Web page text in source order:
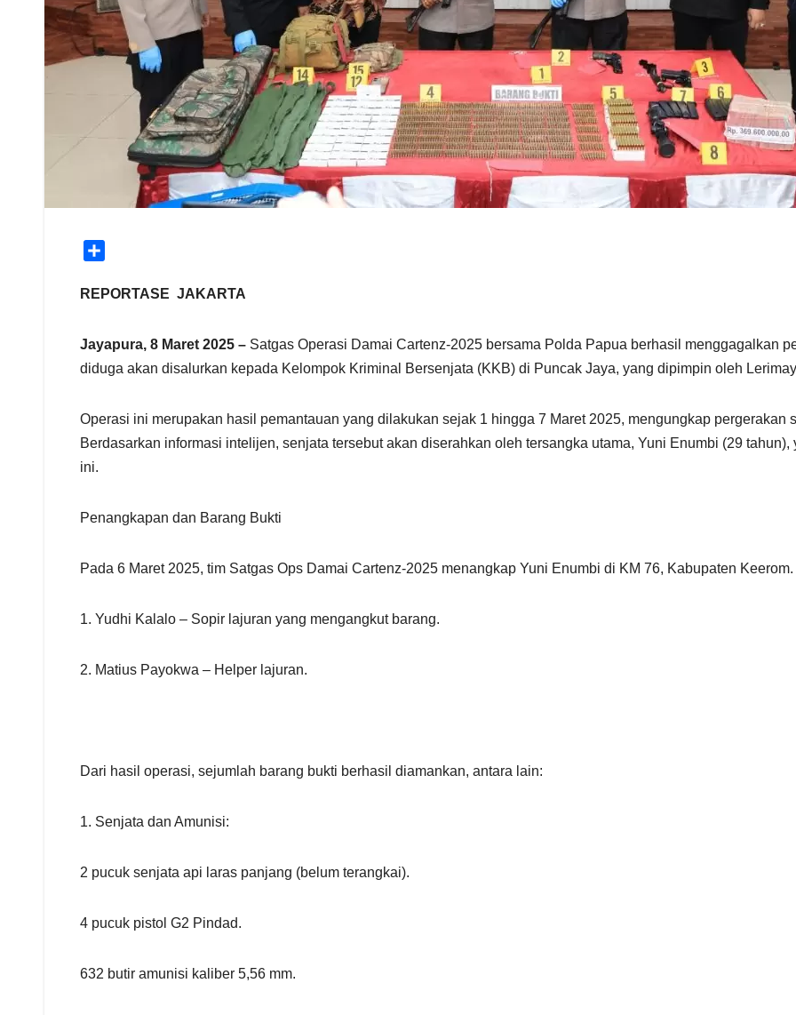
a
REPORTASE JAKARTA
Jayapura, 8 Maret 2025 – Satgas Operasi Damai Cartenz-2025 bersama Polda Papua berhasil menggagalkan
diduga akan disalurkan kepada Kelompok Kriminal Bersenjata (KKB) di Puncak Jaya, yang dipimpin oleh
Operasi ini merupakan hasil pemantauan yang dilakukan sejak 1 hingga 7 Maret 2025, mengungkap pergerakan
Berdasarkan informasi intelijen, senjata tersebut akan diserahkan oleh tersangka utama, Yuni Enumbi (29
ini.
Penangkapan dan Barang Bukti
Pada 6 Maret 2025, tim Satgas Ops Damai Cartenz-2025 menangkap Yuni Enumbi di KM 76, Kabupaten
1. Yudhi Kalalo – Sopir lajuran yang mengangkut barang.
2. Matius Payokwa – Helper lajuran.
Dari hasil operasi, sejumlah barang bukti berhasil diamankan, antara lain:
1. Senjata dan Amunisi:
2 pucuk senjata api laras panjang (belum terangkai).
4 pucuk pistol G2 Pindad.
632 butir amunisi kaliber 5,56 mm.